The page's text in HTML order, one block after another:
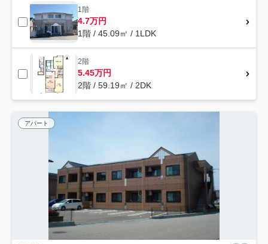
1階
4.7万円
1階 / 45.09㎡ / 1LDK
2階
5.45万円
2階 / 59.19㎡ / 2DK
アパート